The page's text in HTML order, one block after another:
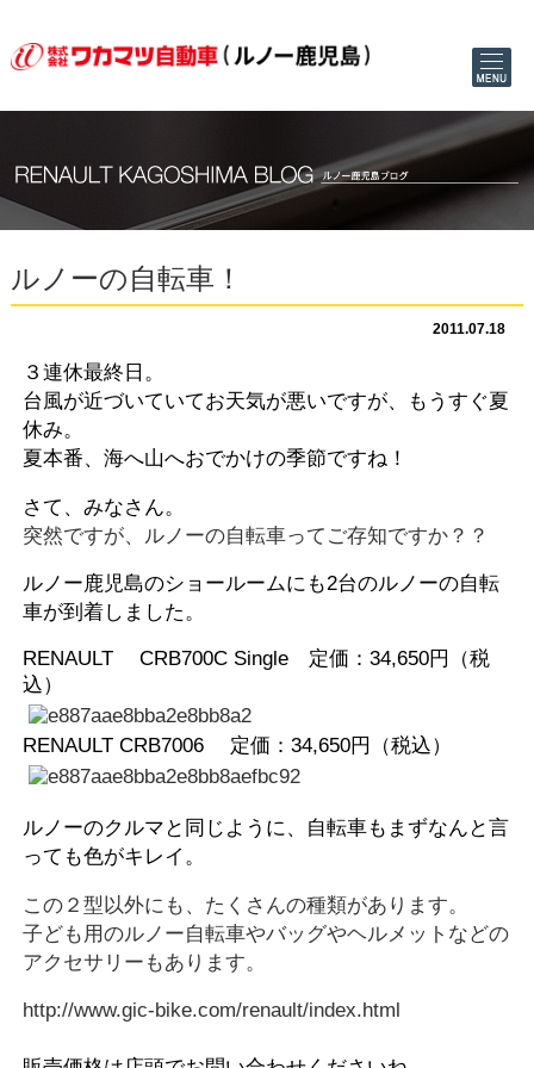
ルノーの自転車！
2011.07.18
３連休最終日。
台風が近づいていてお天気が悪いですが、もうすぐ夏
休み。
夏本番、海へ山へおでかけの季節ですね！
さて、みなさん。
突然ですが、ルノーの自転車ってご存知ですか？？
ルノー鹿児島のショールームにも2台のルノーの自転
車が到着しました。
RENAULT CRB700C Single 定価：34,650円（税
込）
RENAULT CRB7006 定価：34,650円（税込）
ルノーのクルマと同じように、自転車もまずなんと言
っても色がキレイ。
この２型以外にも、たくさんの種類があります。
子ども用のルノー自転車やバッグやヘルメットなどの
アクセサリーもあります。
http://www.gic-bike.com/renault/index.html